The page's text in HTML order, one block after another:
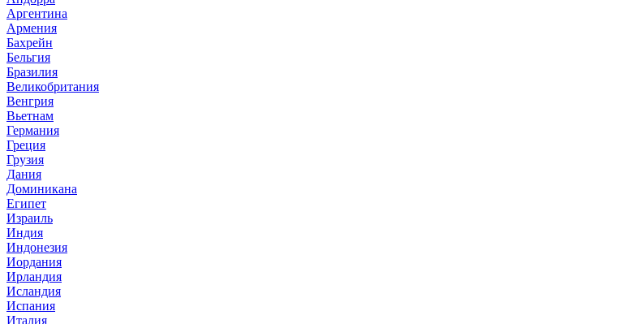
Аргентина
Армения
Бахрейн
Бельгия
Бразилия
Великобритания
Венгрия
Вьетнам
Германия
Греция
Грузия
Дания
Доминикана
Египет
Израиль
Индия
Индонезия
Иордания
Ирландия
Исландия
Испания
Италия